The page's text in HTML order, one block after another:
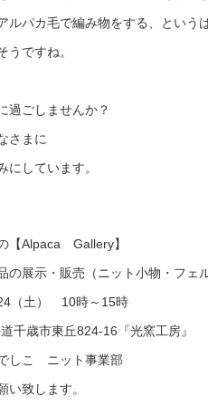
ルパカ毛で編み物をする、という
うですね。
過ごしませんか？
さまに
にしています。
【Alpaca Gallery】
の展示・販売（ニット小物・フェ
（土） 10時～15時
歳市東丘824-16『光窯工房』
しこ ニット事業部
い致します。